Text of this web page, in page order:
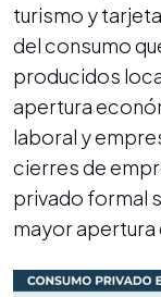
turismo y
del consumo
producidos
apertura
laboral y
cierres de
privado formal
mayor apertura